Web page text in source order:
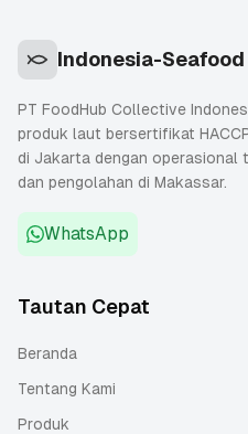
Indonesia-Seafood
PT FoodHub Collective
produk laut bersertifikat
di Jakarta dengan operasional
dan pengolahan di Makassar.
WhatsApp
Tautan Cepat
Beranda
Tentang Kami
Produk